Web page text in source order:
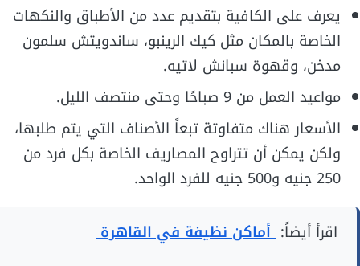
يعرف على الكافية بتقديم عدد من الأطباق والنكهات
الخاصة بالمكان مثل كيك الرينبو، ساندويتش سلمون
مدخن، وقهوة سبانش لاتيه.
مواعيد العمل من 9 صباحًا وحتى منتصف الليل.
الأسعار هناك متفاوتة تبعاً الأصناف التي يتم طلبها،
ولكن يمكن أن تتراوح المصاريف الخاصة بكل فرد من
250 جنيه و500 جنيه للفرد الواحد.
اقرأ أيضاً: أماكن نظيفة في القاهرة